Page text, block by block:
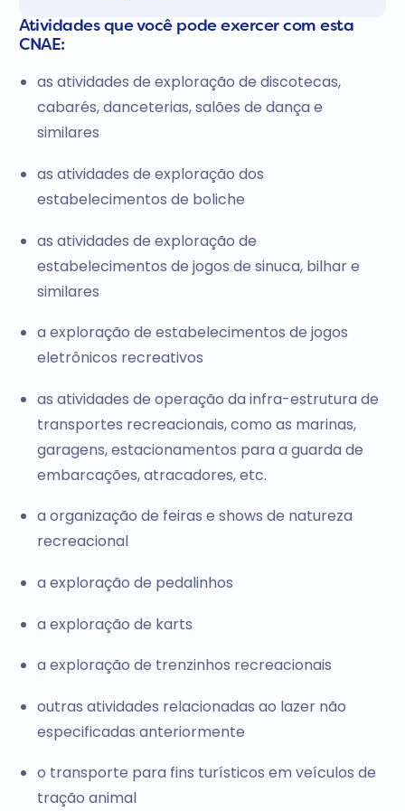
Atividades que você pode exercer com esta
CNAE:
as atividades de exploração de discotecas,
cabarés, danceterias, salões de dança e
similares
as atividades de exploração dos
estabelecimentos de boliche
as atividades de exploração de
estabelecimentos de jogos de sinuca, bilhar e
similares
a exploração de estabelecimentos de jogos
eletrônicos recreativos
as atividades de operação da infra-estrutura de
transportes recreacionais, como as marinas,
garagens, estacionamentos para a guarda de
embarcações, atracadores, etc.
a organização de feiras e shows de natureza
recreacional
a exploração de pedalinhos
a exploração de karts
a exploração de trenzinhos recreacionais
outras atividades relacionadas ao lazer não
especificadas anteriormente
o transporte para fins turísticos em veículos de
tração animal